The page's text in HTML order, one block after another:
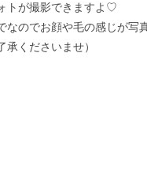
トが撮影できますよ♡
なのでお顔や毛の感じが写
くださいませ）